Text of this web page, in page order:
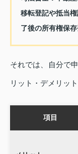
移転登記や抵当
了後の所有権保
それでは、自分で
リット・デメリッ
項目